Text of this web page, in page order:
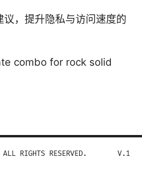
，提升隐私与访问速度的
combo for rock solid
RIGHTS RESERVED. V.1